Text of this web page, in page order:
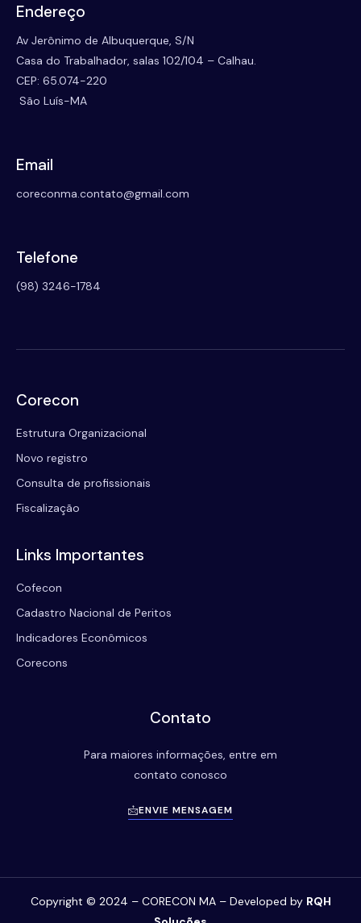
Endereço
Av Jerônimo de Albuquerque, S/N
Casa do Trabalhador, salas 102/104 – Calhau.
CEP: 65.074-220
São Luís-MA
Email
coreconma.contato@gmail.com
Telefone
(98) 3246-1784
Corecon
Estrutura Organizacional
Novo registro
Consulta de profissionais
Fiscalização
Links Importantes
Cofecon
Cadastro Nacional de Peritos
Indicadores Econômicos
Corecons
Contato
Para maiores informações, entre em
contato conosco
ENVIE MENSAGEM
Copyright © 2024 – CORECON MA – Developed by RQH